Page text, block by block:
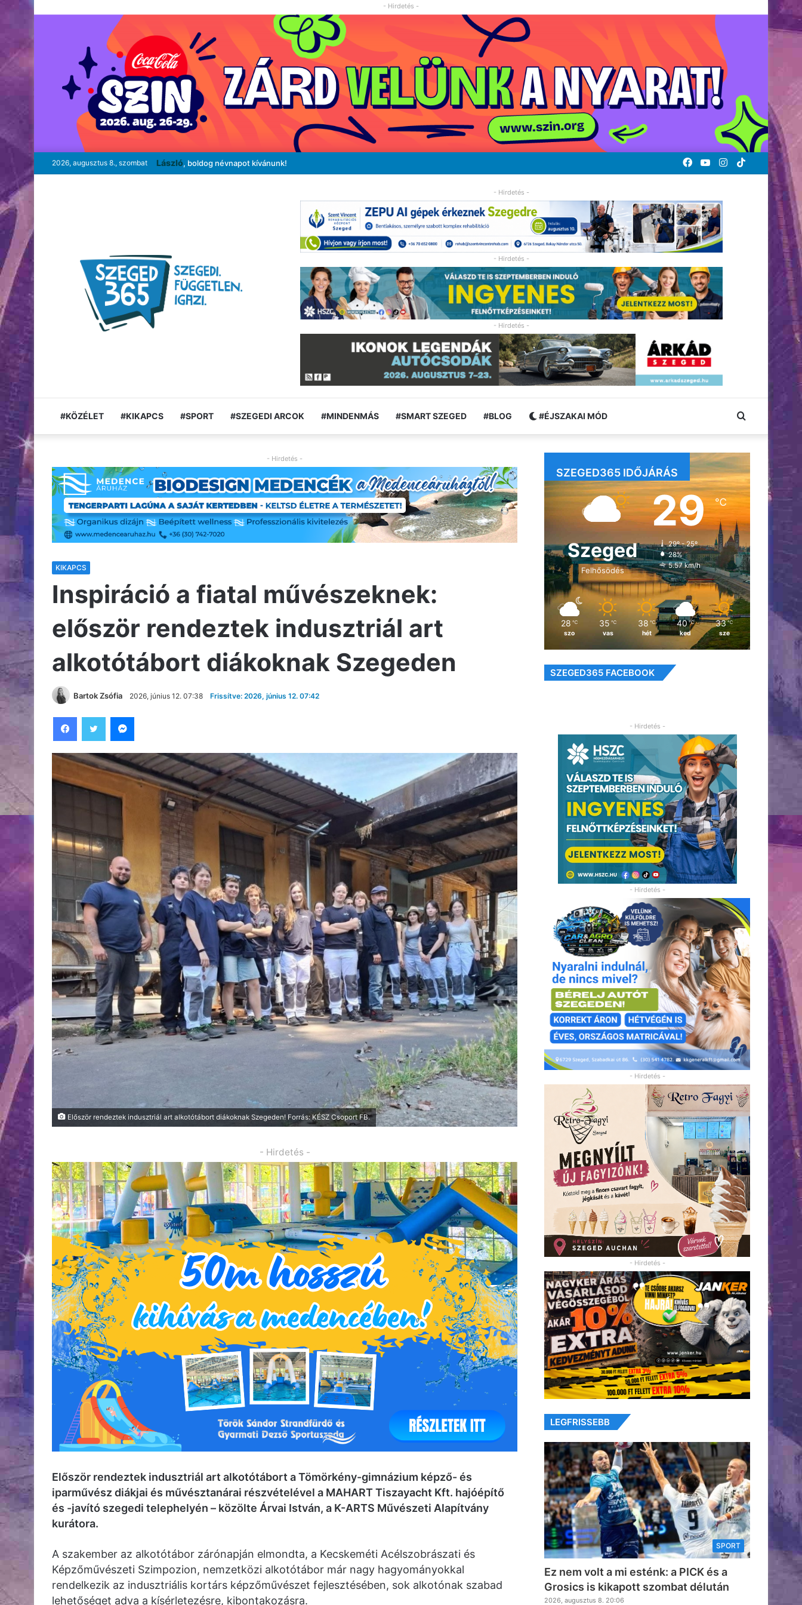
- Hirdetés -
2026, augusztus 8., szombat László, boldog névnapot kívánunk! TikTok
Instagram
YouTube
Facebook
- Hirdetés -
- Hirdetés -
- Hirdetés -
#KÖZÉLET #KIKAPCS #SPORT #SZEGEDI ARCOK #MINDENMÁS #SMART SZEGED #BLOG #ÉJSZAKAI MÓD Keresés:
- Hirdetés -
KIKAPCS
Inspiráció a fiatal művészeknek:
először rendeztek indusztriál art
alkotótábort diákoknak Szegeden
Bartok Zsófia 2026, június 12. 07:38 Frissítve: 2026, június 12. 07:42
Először rendeztek indusztriál art alkotótábort diákoknak Szegeden! Forrás: KÉSZ Csoport FB.
- Hirdetés -
Először rendeztek indusztriál art alkotótábort a Tömörkény-gimnázium képző- és
iparművész diákjai és művésztanárai részvételével a MAHART Tiszayacht Kft. hajóépítő
és -javító szegedi telephelyén – közölte Árvai István, a K-ARTS Művészeti Alapítvány
kurátora.
A szakember az alkotótábor zárónapján elmondta, a Kecskeméti Acélszobrászati és
Képzőművészeti Szimpozion, nemzetközi alkotótábor már nagy hagyományokkal
rendelkezik az indusztriális kortárs képzőművészet fejlesztésében, sok alkotónak szabad
lehetőséget adva a kísérletezésre, kibontakozásra.
SZEGED365 IDŐJÁRÁS
Szeged
Felhősödés
29℃
29º - 25º
28%
5.57 km/h
28 ℃
szo
35 ℃
vas
38 ℃
hét
40 ℃
ked
33 ℃
sze
SZEGED365 FACEBOOK
- Hirdetés -
- Hirdetés -
- Hirdetés -
- Hirdetés -
LEGFRISSEBB
SPORT
Ez nem volt a mi esténk: a PICK és a
Grosics is kikapott szombat délután
2026, augusztus 8. 20:06